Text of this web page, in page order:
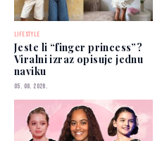
LIFESTYLE
Jeste li “finger princess”?
Viralni izraz opisuje jednu
naviku
05. 08. 2026.